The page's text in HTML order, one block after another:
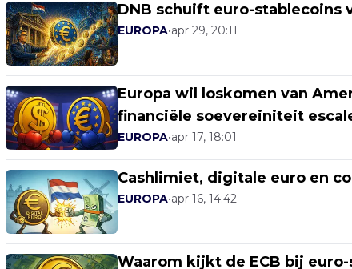
DNB schuift euro-
EUROPA•apr 29, 20:11
Europa wil loskomen van
financiële soevereiniteit
EUROPA•apr 17, 18:01
Cashlimiet, digitale euro en
EUROPA•apr 16, 14:42
Waarom kijkt de ECB bij